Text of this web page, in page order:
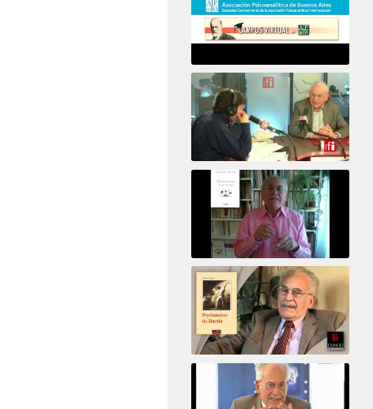
Psicoanálisis por Skype y
teléfono Alberto Eiguer
presenta el curso virtual 2017
El psiquiatra Alberto Eiguer con Jordi Batalle en El invitado de RFI
Votre maison vous révèle
Psychanalyse du libertin